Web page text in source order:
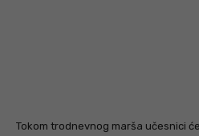
Tokom trodnevnog marša učesnici